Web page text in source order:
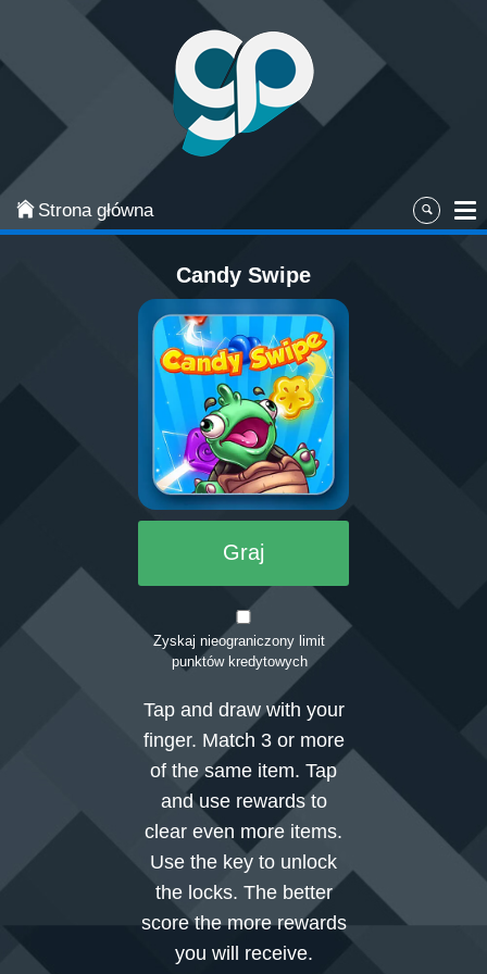
Strona główna
Candy Swipe
Graj
Zyskaj nieograniczony limit
punktów kredytowych
Tap and draw with your
finger. Match 3 or more
of the same item. Tap
and use rewards to
clear even more items.
Use the key to unlock
the locks. The better
score the more rewards
you will receive.
Categories
Najpopularniejsze
Gry zręcznościowe
Gry akcji
Sport
Gry planszowe i karciane
Klasyczne gry
Gry strategiczne